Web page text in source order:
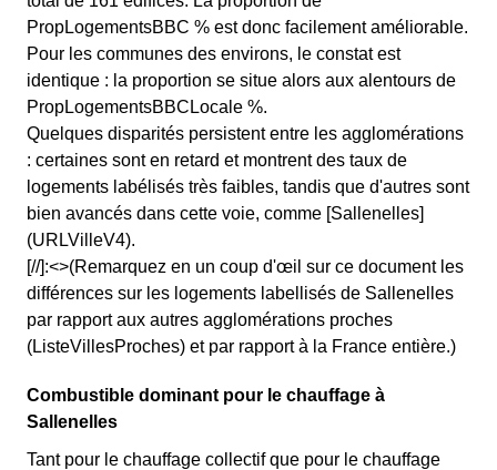
PropLogementsBBC % est donc facilement améliorable.
Pour les communes des environs, le constat est
identique : la proportion se situe alors aux alentours de
PropLogementsBBCLocale %.
Quelques disparités persistent entre les agglomérations
: certaines sont en retard et montrent des taux de
logements labélisés très faibles, tandis que d'autres sont
bien avancés dans cette voie, comme [Sallenelles]
(URLVilleV4).
[//]:<>(Remarquez en un coup d'œil sur ce document les
différences sur les logements labellisés de Sallenelles
par rapport aux autres agglomérations proches
(ListeVillesProches) et par rapport à la France entière.)
Combustible dominant pour le chauffage à
Sallenelles
Tant pour le chauffage collectif que pour le chauffage